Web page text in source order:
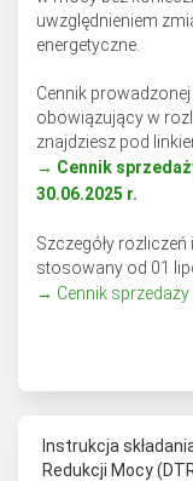
uwzględnieniem
energetyczne.
Cennik
obowiązujący w
znajdziesz pod
→ Cennik
30.06.2025 r.
Szczegóły
stosowany od 01
→ Cennik sprzedaży
Instrukcja
Redukcji Mocy